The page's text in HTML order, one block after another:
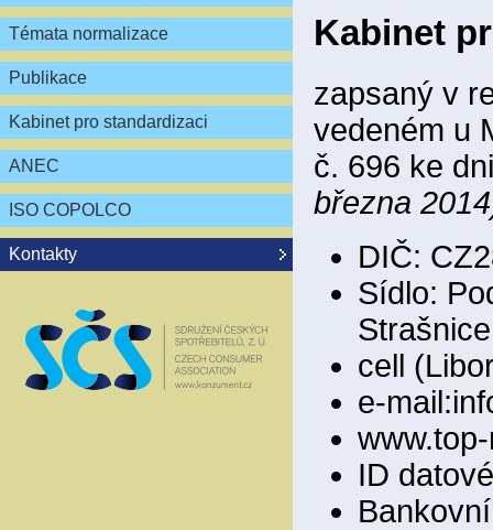
Témata normalizace
Publikace
Kabinet pro standardizaci
ANEC
ISO COPOLCO
Kontakty
Kabinet
zapsaný v
vedeném u
č. 696 ke
března
DIČ:
Sídlo:
Strašnice
cell
e-
ID